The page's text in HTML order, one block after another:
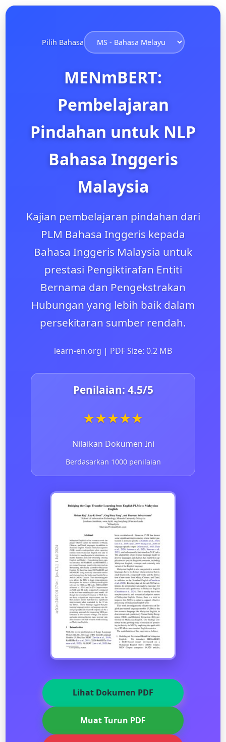
Pilih Bahasa
MENmBERT:
Pembelajaran
Pindahan untuk NLP
Bahasa Inggeris
Malaysia
Kajian pembelajaran pindahan dari
PLM Bahasa Inggeris kepada
Bahasa Inggeris Malaysia untuk
prestasi Pengiktirafan Entiti
Bernama dan Pengekstrakan
Hubungan yang lebih baik dalam
persekitaran sumber rendah.
learn-en.org | PDF Size: 0.2 MB
Penilaian: 4.5/5
★★★★★
Nilaikan Dokumen Ini
Berdasarkan 1000 penilaian
Lihat Dokumen PDF
Muat Turun PDF